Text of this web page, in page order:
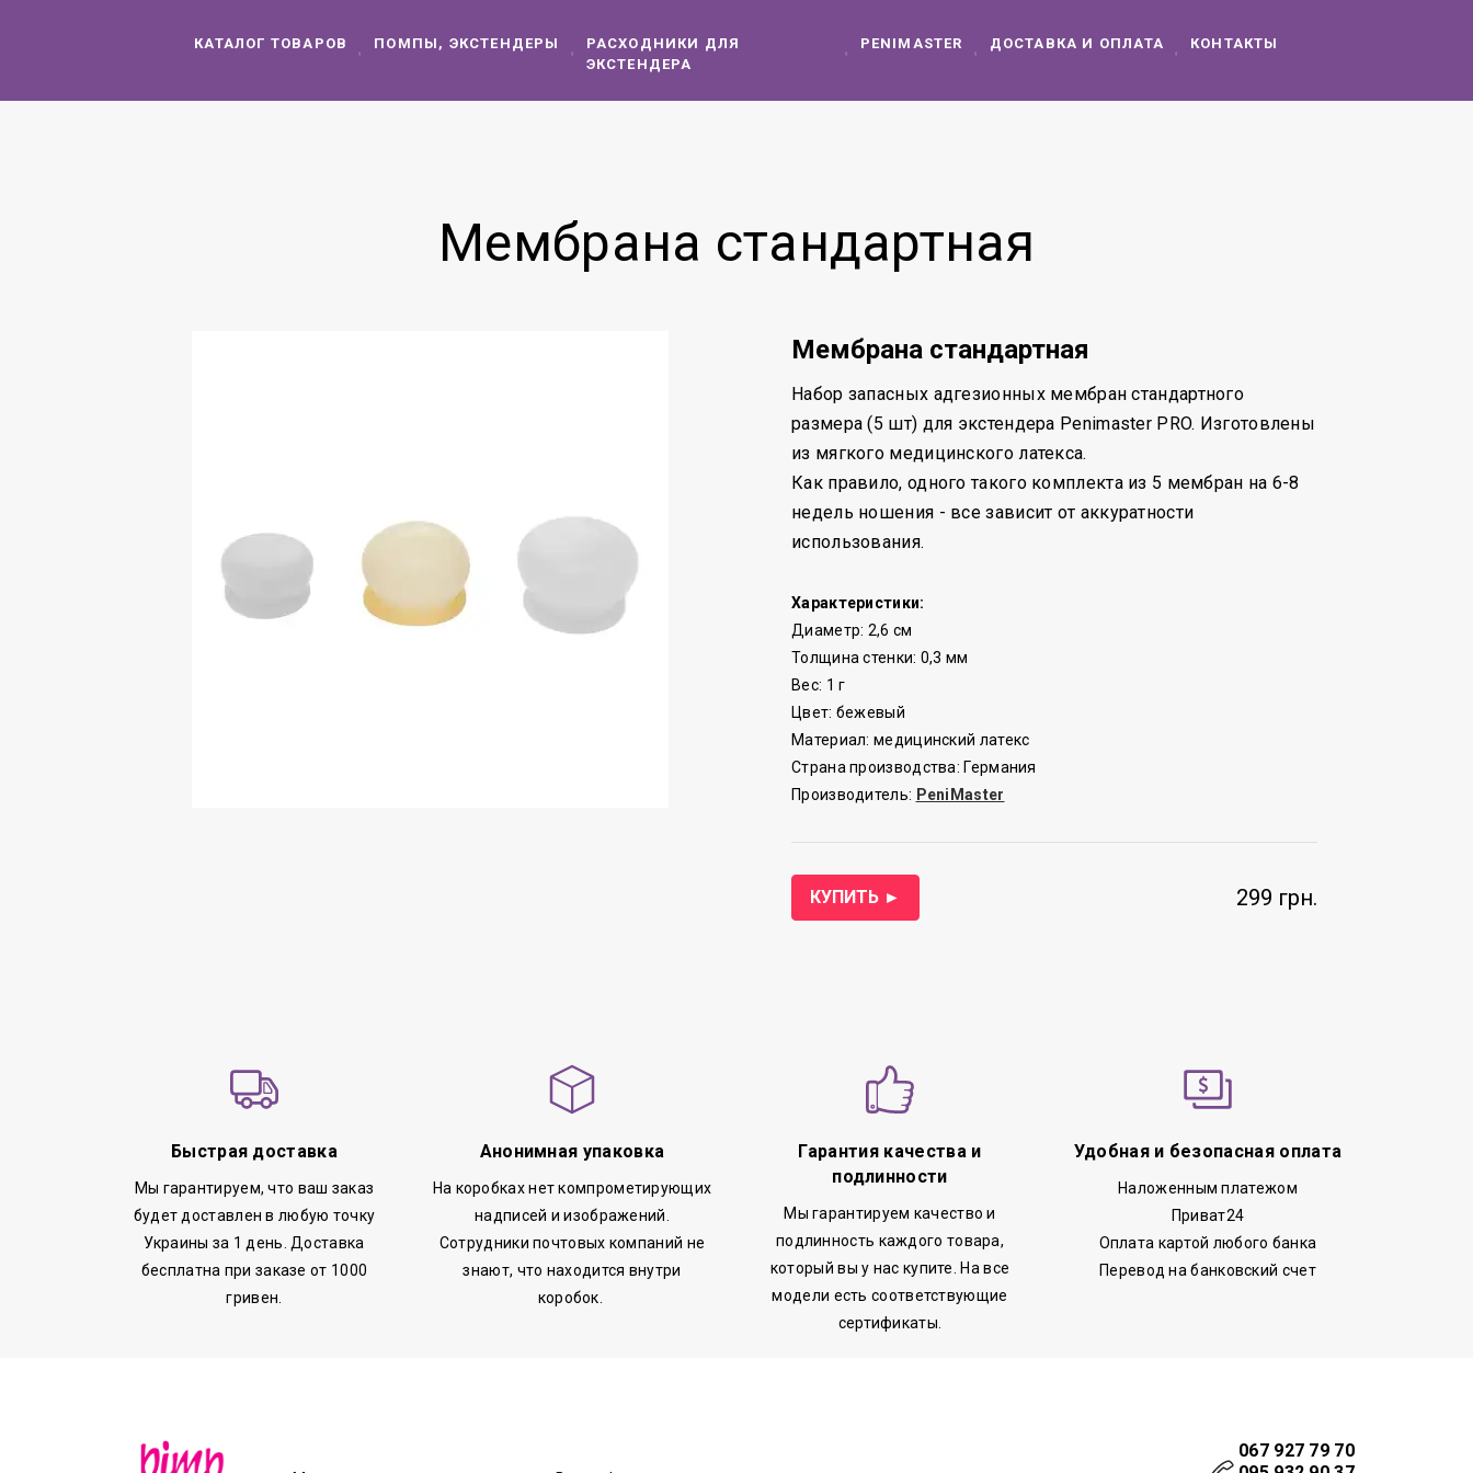
КАТАЛОГ ТОВАРОВ ПОМПЫ, ЭКСТЕНДЕРЫ
РАСХОДНИКИ ДЛЯ
ЭКСТЕНДЕРА
PENIMASTER ДОСТАВКА И ОПЛАТА КОНТАКТЫ
Мембрана стандартная
Мембрана стандартная
Набор запасных адгезионных мембран стандартного
размера (5 шт) для экстендера Penimaster PRO. Изготовлены
из мягкого медицинского латекса.
Как правило, одного такого комплекта из 5 мембран на 6-8
недель ношения - все зависит от аккуратности
использования.
Характеристики:
Диаметр: 2,6 см
Толщина стенки: 0,3 мм
Вес: 1 г
Цвет: бежевый
Материал: медицинский латекс
Страна производства: Германия
Производитель: PeniMaster
КУПИТЬ ► 299 грн.
Быстрая доставка
Мы гарантируем, что ваш заказ
будет доставлен в любую точку
Украины за 1 день. Доставка
бесплатна при заказе от 1000
гривен.
Анонимная упаковка
На коробках нет компрометирующих
надписей и изображений.
Сотрудники почтовых компаний не
знают, что находится внутри
коробок.
Гарантия качества и
подлинности
Мы гарантируем качество и
подлинность каждого товара,
который вы у нас купите. На все
модели есть соответствующие
сертификаты.
Удобная и безопасная оплата
Наложенным платежом
Приват24
Оплата картой любого банка
Перевод на банковский счет
067 927 79 70